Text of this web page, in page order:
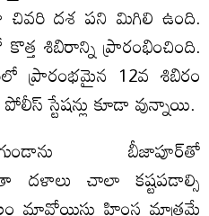
చివరి దశ పని మిగిలి ఉంది.
శిబిరాన్ని ప్రారంభించింది.
ప్రారంభమైన 12వ శిబిరం
స్టేషన్లు కూడా వున్నాయి.
బీజాపూర్‌తో
దళాలు చాలా కష్టపడాల్సి
మావోయిస్టు హింస మాత్రమే